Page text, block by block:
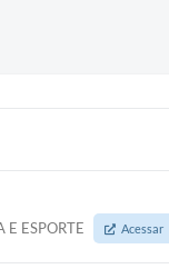
ESPORTE
Acessar